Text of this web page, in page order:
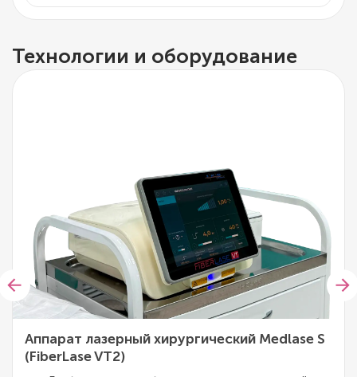
Технологии и оборудование
Аппарат лазерный хирургический Medlase S
(FiberLase VT2)